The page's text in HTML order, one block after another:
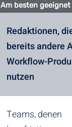
Am besten
Redaktionen,
bereits andere
Workflow-
nutzen
Teams, denen